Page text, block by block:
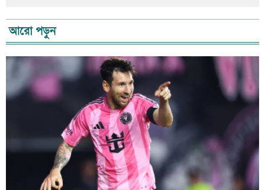
আরো পড়ুন